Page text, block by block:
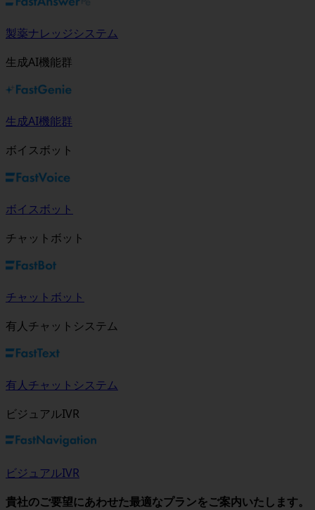
製薬ナレッジシステム
生成AI機能群
生成AI機能群
ボイスボット
ボイスボット
チャットボット
チャットボット
有人チャットシステム
有人チャットシステム
ビジュアルIVR
ビジュアルIVR
貴社のご要望にあわせた最適なプランをご案内いたします。